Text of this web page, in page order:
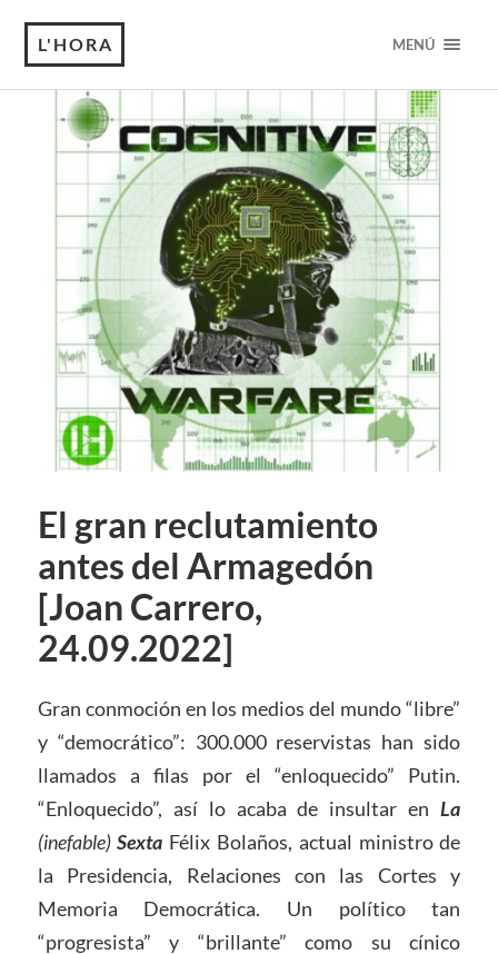
L'HORA MENÚ
El gran reclutamiento
antes del Armagedón
[Joan Carrero,
24.09.2022]
Gran conmoción en los medios del mundo “libre”
y “democrático”: 300.000 reservistas han sido
llamados a filas por el “enloquecido” Putin.
“Enloquecido”, así lo acaba de insultar enLa
(inefable)Sexta Félix Bolaños, actual ministro de
la Presidencia, Relaciones con las Cortes y
Memoria Democrática. Un político tan
“progresista” y “brillante” como su cínico